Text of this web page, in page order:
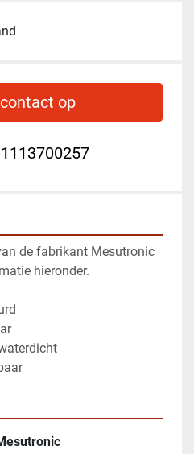
op
de fabrikant Mesutronic
hieronder.